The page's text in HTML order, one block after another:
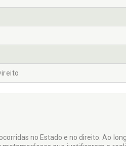
no Estado e no direito. Ao